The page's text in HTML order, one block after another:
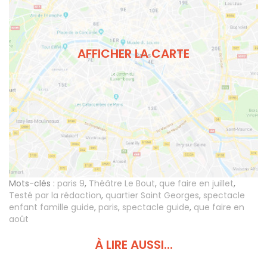
AFFICHER LA CARTE
Mots-clés : paris 9, Théâtre Le Bout, que faire en juillet,
Testé par la rédaction, quartier Saint Georges, spectacle
enfant famille guide, paris, spectacle guide, que faire en
août
À LIRE AUSSI...